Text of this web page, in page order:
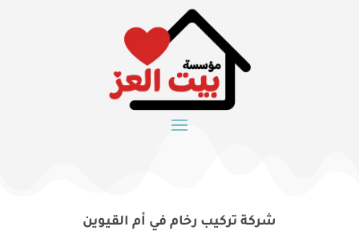
شركة تركيب رخام في أم القيوين